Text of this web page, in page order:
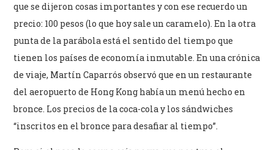
que se dijeron cosas importantes y con ese recuerdo un
precio: 100 pesos (lo que hoy sale un caramelo). En la otra
punta de la parábola está el sentido del tiempo que
tienen los países de economía inmutable. En una crónica
de viaje, Martín Caparrós observó que en un restaurante
del aeropuerto de Hong Kong había un menú hecho en
bronce. Los precios de la coca-cola y los sándwiches
“inscritos en el bronce para desafiar al tiempo”.